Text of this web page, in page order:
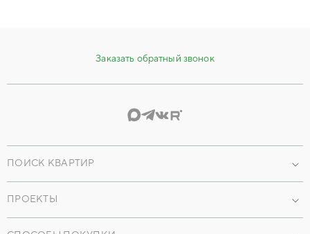
Заказать обратный звонок
ПОИСК КВАРТИР
ПРОЕКТЫ